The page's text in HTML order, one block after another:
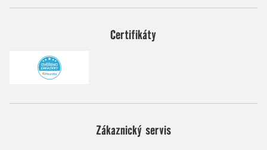
Certifikáty
Zákaznický servis